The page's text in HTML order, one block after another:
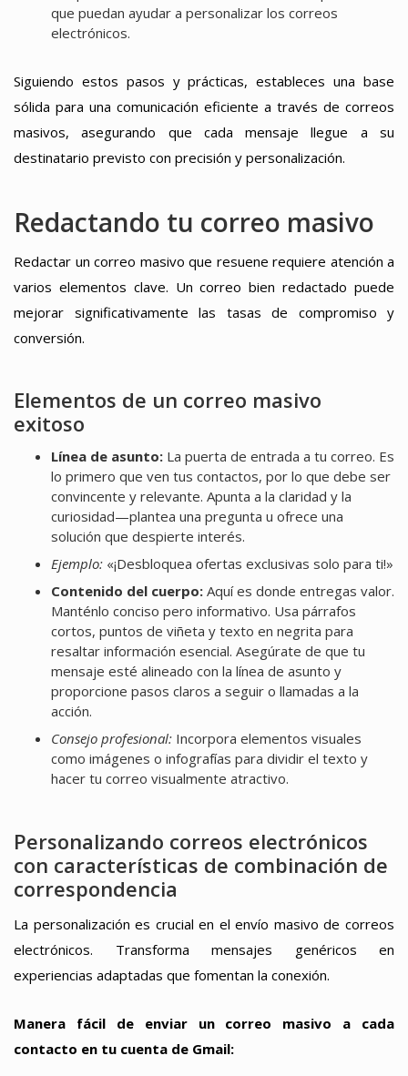
que puedan ayudar a personalizar los correos
electrónicos.
Siguiendo estos pasos y prácticas, estableces una base
sólida para una comunicación eficiente a través de correos
masivos, asegurando que cada mensaje llegue a su
destinatario previsto con precisión y personalización.
Redactando tu correo masivo
Redactar un correo masivo que resuene requiere atención a
varios elementos clave. Un correo bien redactado puede
mejorar significativamente las tasas de compromiso y
conversión.
Elementos de un correo masivo
exitoso
Línea de asunto:La puerta de entrada a tu correo. Es
lo primero que ven tus contactos, por lo que debe ser
convincente y relevante. Apunta a la claridad y la
curiosidad—plantea una pregunta u ofrece una
solución que despierte interés.
Ejemplo:«¡Desbloquea ofertas exclusivas solo para ti!»
Contenido del cuerpo:Aquí es donde entregas valor.
Manténlo conciso pero informativo. Usa párrafos
cortos, puntos de viñeta y texto en negrita para
resaltar información esencial. Asegúrate de que tu
mensaje esté alineado con la línea de asunto y
proporcione pasos claros a seguir o llamadas a la
acción.
Consejo profesional:Incorpora elementos visuales
como imágenes o infografías para dividir el texto y
hacer tu correo visualmente atractivo.
Personalizando correos electrónicos
con características de combinación de
correspondencia
La personalización es crucial en el envío masivo de correos
electrónicos. Transforma mensajes genéricos en
experiencias adaptadas que fomentan la conexión.
Manera fácil de enviar un correo masivo a cada
contacto en tu cuenta de Gmail: